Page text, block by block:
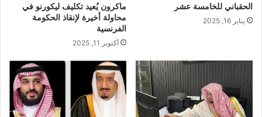
الحقباني للخامسة عشر
يناير 16, 2025
ماكرون يُعيد تكليف ليكورنو في
محاولة أخيرة لإنقاذ الحكومة
الفرنسية
أكتوبر 11, 2025